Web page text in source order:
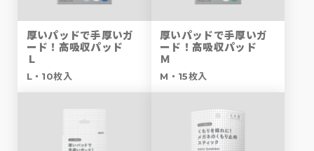
厚いパッドで手厚いガ
ード！高吸収パッド
Ｌ
L・10枚入
厚いパッドで手厚いガ
ード！高吸収パッド
Ｍ
M・15枚入